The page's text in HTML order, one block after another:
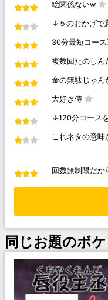
絵関係ないw
↓５のおかげで
30分最短コー
複数回たのしん
金の無駄じゃん
大好き侍
↓120分コース
これネタの意
回数無制限だか
同じお題のボケ